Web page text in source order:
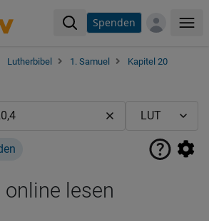
Spenden
Lutherbibel 1. Samuel
Kapitel 20
lesen